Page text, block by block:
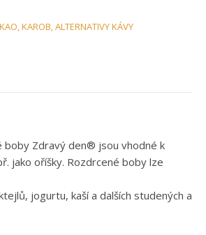
KAROB, ALTERNATIVY KÁVY
boby Zdravý den® jsou vhodné k
jako oříšky. Rozdrcené boby lze
jogurtu, kaší a dalších studených a